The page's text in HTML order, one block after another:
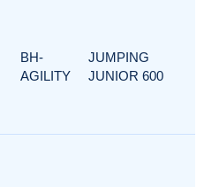
BH-
AGILITY
JUMPING
JUNIOR 600